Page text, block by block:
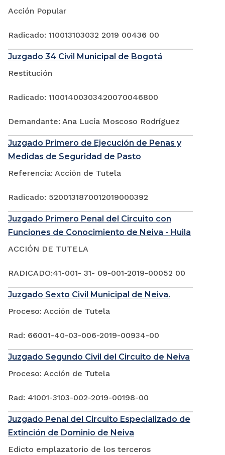
Acción Popular
Radicado: 110013103032 2019 00436 00
Juzgado 34 Civil Municipal de Bogotá
Restitución
Radicado: 11001400303420070046800
Demandante: Ana Lucía Moscoso Rodríguez
Juzgado Primero de Ejecución de Penas y
Medidas de Seguridad de Pasto
Referencia: Acción de Tutela
Radicado: 5200131870012019000392
Juzgado Primero Penal del Circuito con
Funciones de Conocimiento de Neiva - Huila
ACCIÓN DE TUTELA
RADICADO:41-001- 31- 09-001-2019-00052 00
Juzgado Sexto Civil Municipal de Neiva.
Proceso: Acción de Tutela
Rad: 66001-40-03-006-2019-00934-00
Juzgado Segundo Civil del Circuito de Neiva
Proceso: Acción de Tutela
Rad: 41001-3103-002-2019-00198-00
Juzgado Penal del Circuito Especializado de
Extinción de Dominio de Neiva
Edicto emplazatorio de los terceros